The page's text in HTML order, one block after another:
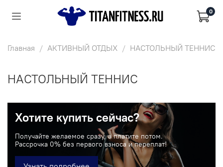
0
Главная АКТИВНЫЙ ОТДЫХ НАСТОЛЬНЫЙ ТЕННИС
НАСТОЛЬНЫЙ ТЕННИС
Хотите купить сейчас?
Получайте желаемое сразу, а платите потом.
Рассрочка 0% без первого взноса и переплат!